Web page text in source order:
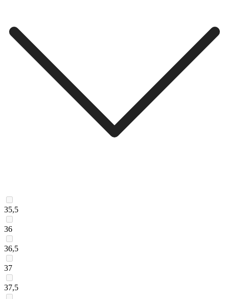
35,5
36
36,5
37
37,5